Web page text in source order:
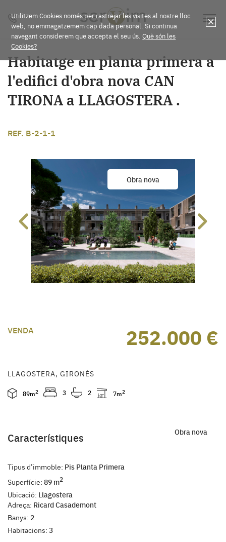
Utilitzem Cookies només per rastrejar les visites al nostre lloc
web, no emmagatzemem cap dada personal. Si continua
navegant considerem que accepta el seu ús.Què són les
Cookies?
Habitatge en planta primera a
l'edifici d'obra nova CAN
TIRONA a LLAGOSTERA .
REF. B-2-1-1
Previous Next
Obra nova
VENDA 252.000 €
LLAGOSTERA, GIRONÈS
89m2 3 2 7m2
Obra nova
Característiques
Tipus d’immoble: Pis Planta Primera
Superfície: 89 m2
Ubicació: Llagostera
Adreça: Ricard Casademont
Banys: 2
Habitacions: 3